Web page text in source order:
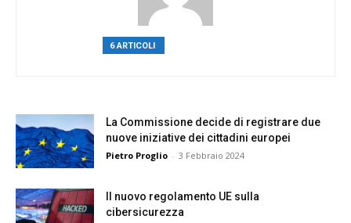
6 ARTICOLI
La Commissione decide di registrare due
nuove iniziative dei cittadini europei
Pietro Proglio - 3 Febbraio 2024
Il nuovo regolamento UE sulla
cibersicurezza